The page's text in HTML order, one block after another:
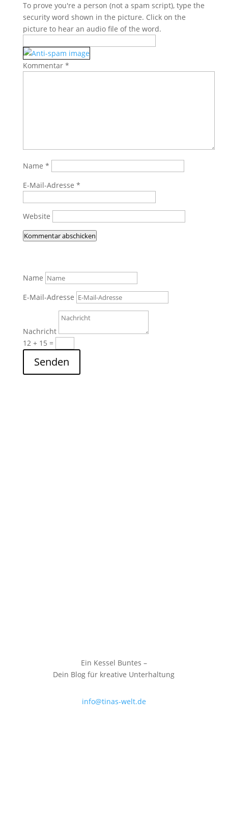
To prove you're a person (not a spam script), type the
security word shown in the picture. Click on the
picture to hear an audio file of the word.
Kommentar *
Name *
E-Mail-Adresse *
Website
Kommentar abschicken
Name
E-Mail-Adresse
Nachricht
12 + 15 =
Senden
Ein Kessel Buntes –
Dein Blog für kreative Unterhaltung
info@tinas-welt.de